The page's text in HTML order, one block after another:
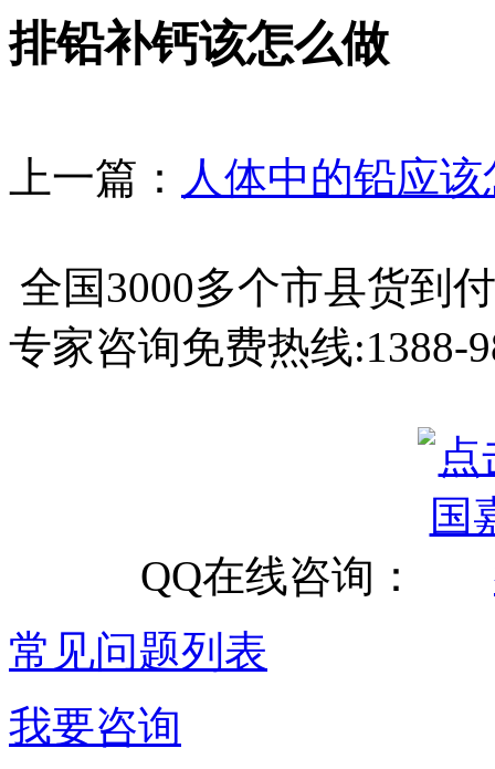
排铅补钙该怎么做
上一篇： 人体中的铅应
全国3000多个市县货到
专家咨询免费热线:1388-
QQ在线咨询：
常见问题列表
我要咨询